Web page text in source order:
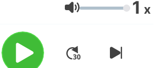
esta etapa crítica y especial de
Volumen 1 x